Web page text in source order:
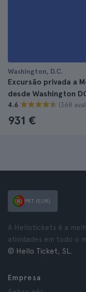
Washington, D.C.
Excursão privada a
desde Washington
4.6 (368
931 €
PRT (EUR)
A Hellotickets é a
atividades em todo o
© Hello Ticket, SL.
Empresa